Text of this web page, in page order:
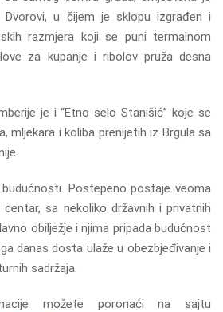
Dvorovi, u čijem je sklopu izgrađen i
razmjera koji se puni termalnom
za kupanje i ribolov pruža desna
je i “Etno selo Stanišić” koje se
mljekara i koliba prenijetih iz Brgula sa
Postepeno postaje veoma
sa nekoliko državnih i privatnih
obilježje i njima pripada budućnost
danas dosta ulaže u obezbjeđivanje i
sadržaja.
možete poronaći na sajtu